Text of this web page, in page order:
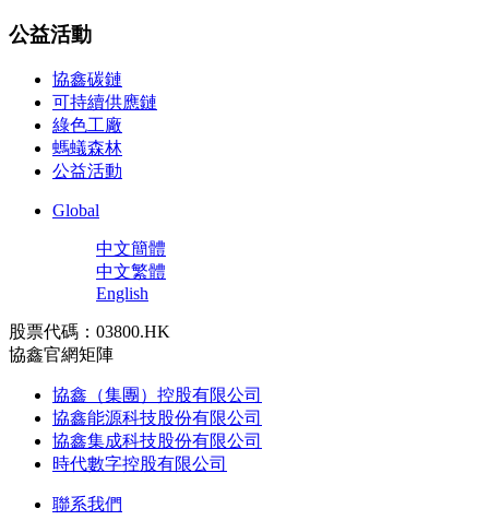
公益活動
協鑫碳鏈
可持續供應鏈
綠色工廠
螞蟻森林
公益活動
Global
中文簡體
中文繁體
English
股票代碼：03800.HK
協鑫官網矩陣
協鑫（集團）控股有限公司
協鑫能源科技股份有限公司
協鑫集成科技股份有限公司
時代數字控股有限公司
聯系我們